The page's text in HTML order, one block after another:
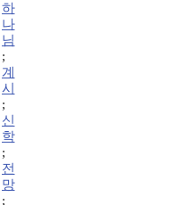
하
나
님
;
계
시
;
신
학
;
전
망
;